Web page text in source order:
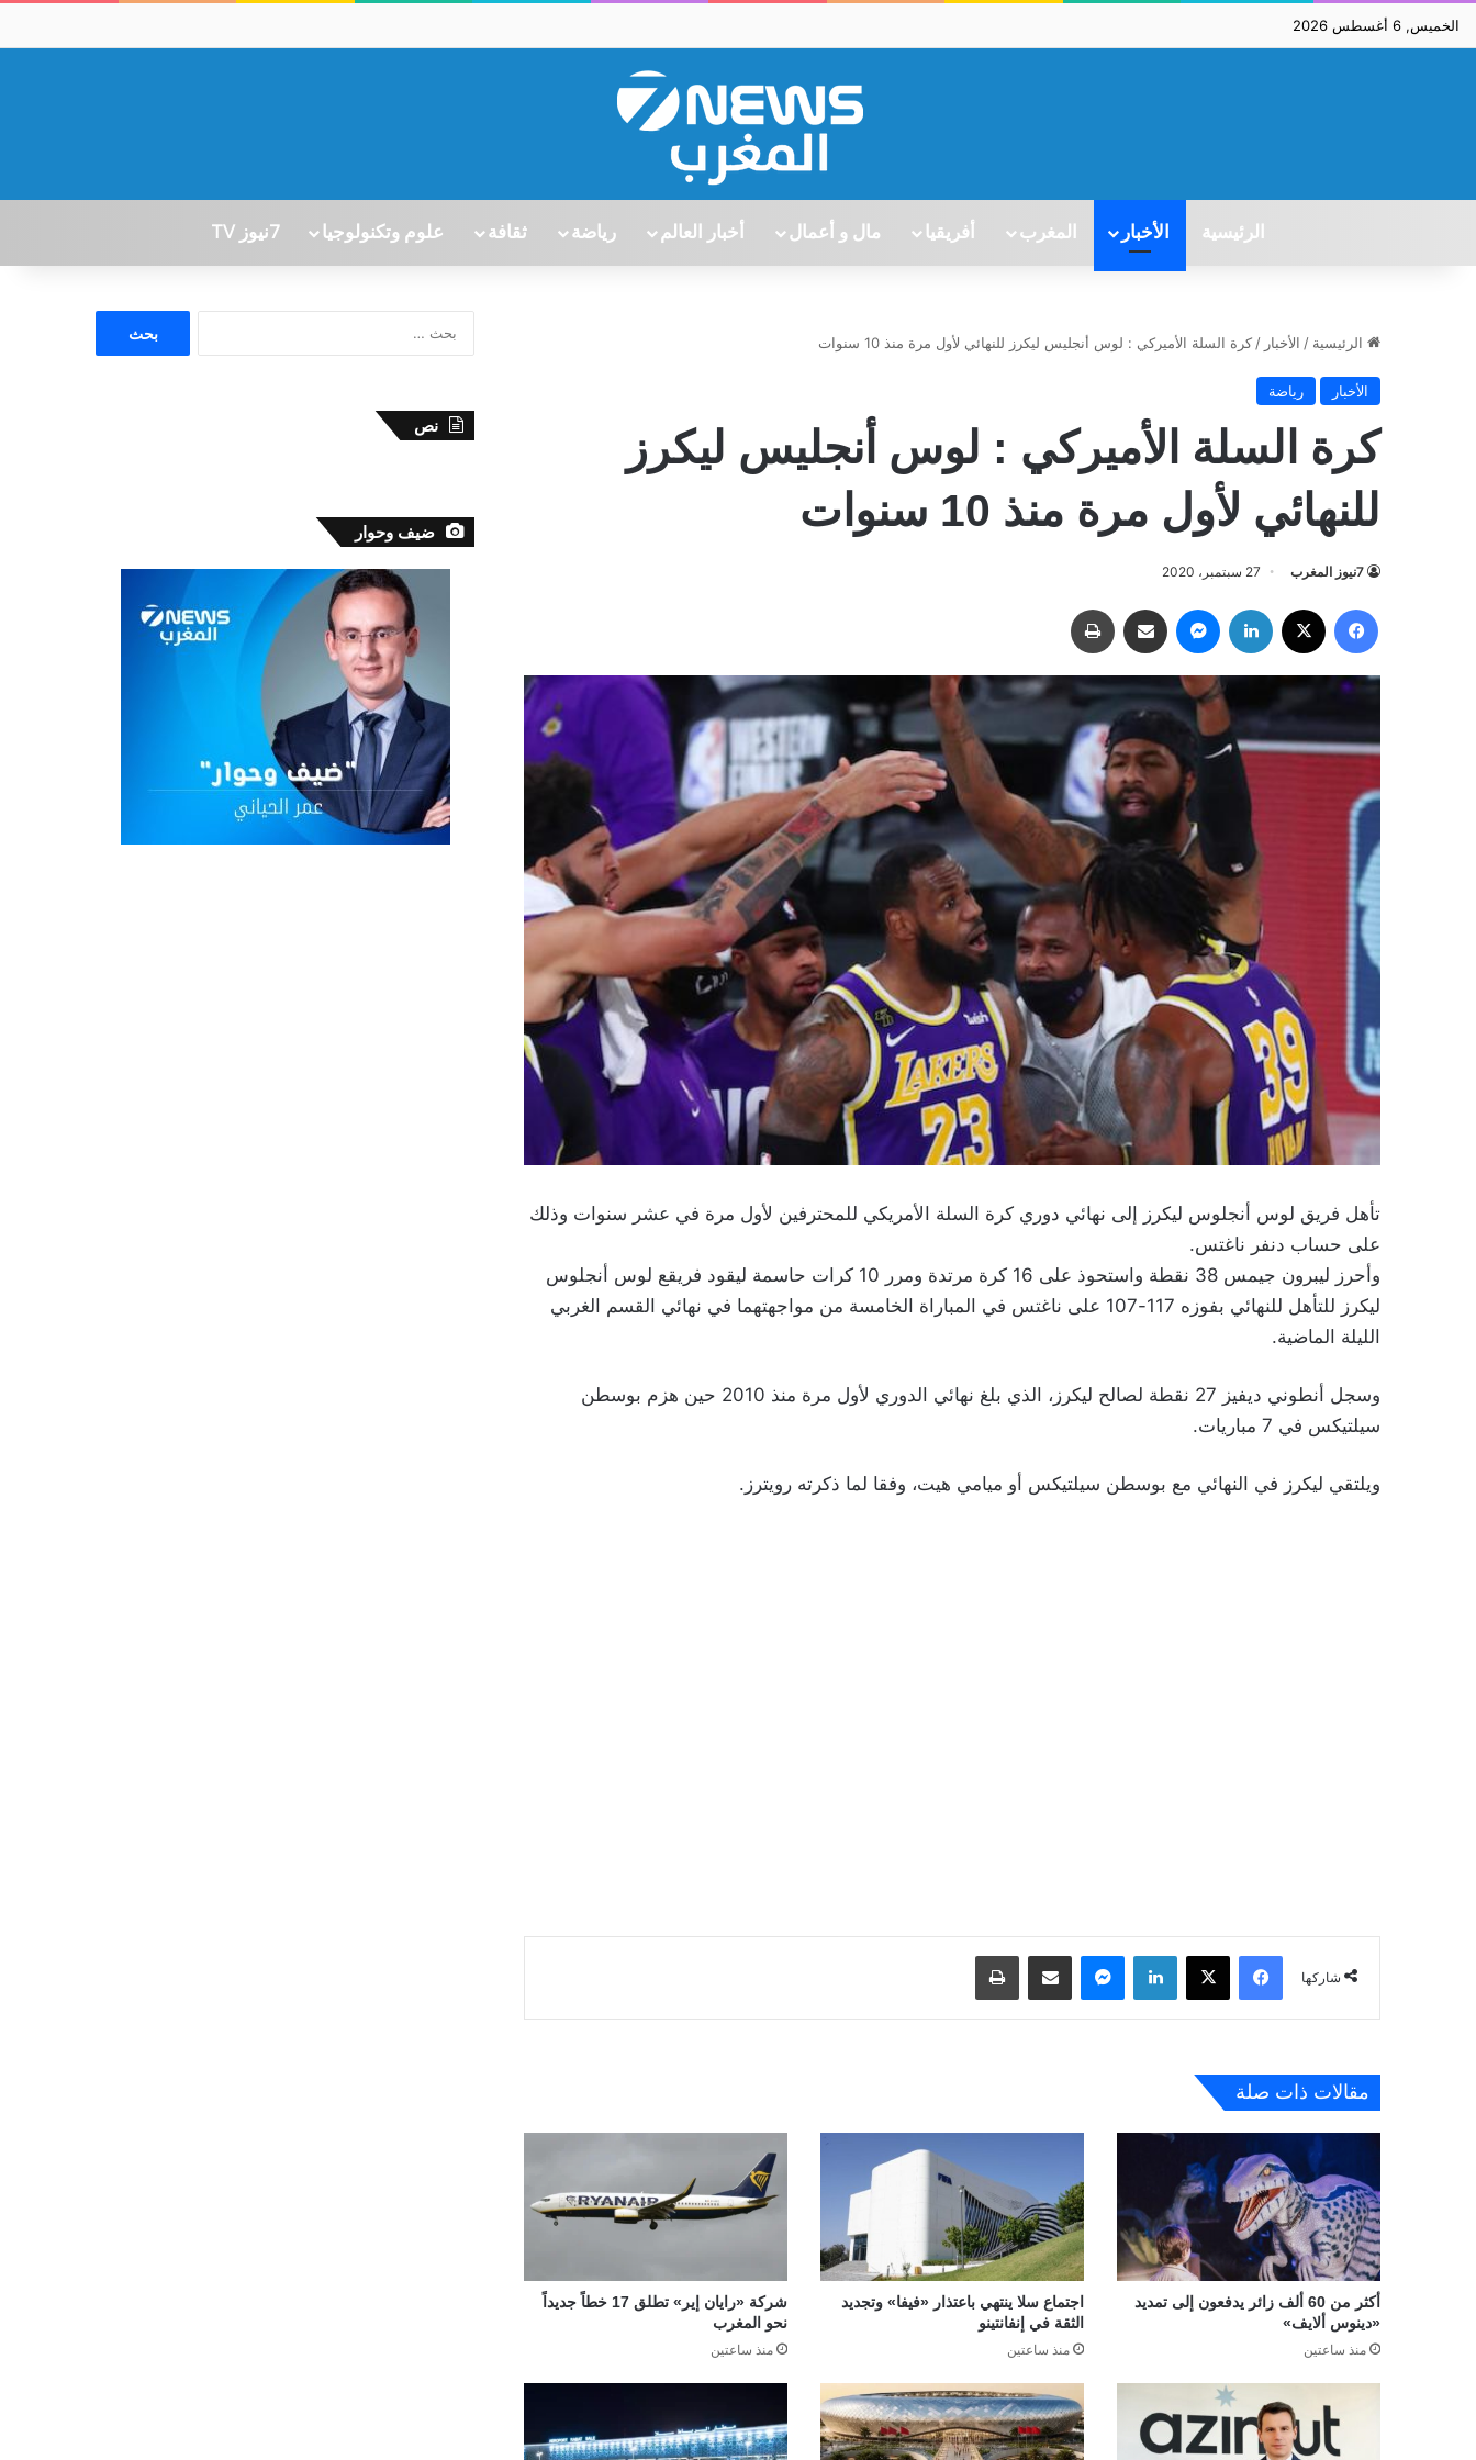
الخميس, 6 أغسطس 2026
الرئيسية الأخبار المغرب أفريقيا مال و أعمال أخبار العالم رياضة ثقافة علوم وتكنولوجيا 7نيوز TV
الرئيسية / الأخبار / كرة السلة الأميركي : لوس أنجليس ليكرز للنهائي لأول مرة منذ 10 سنوات
الأخبار رياضة
كرة السلة الأميركي : لوس أنجليس ليكرز
للنهائي لأول مرة منذ 10 سنوات
7نيوز المغرب 27 سبتمبر، 2020
تأهل فريق لوس أنجلوس ليكرز إلى نهائي دوري كرة السلة الأمريكي للمحترفين لأول مرة في عشر سنوات وذلك
على حساب دنفر ناغتس.
وأحرز ليبرون جيمس 38 نقطة واستحوذ على 16 كرة مرتدة ومرر 10 كرات حاسمة ليقود فريقع لوس أنجلوس
ليكرز للتأهل للنهائي بفوزه 117-107 على ناغتس في المباراة الخامسة من مواجهتهما في نهائي القسم الغربي
الليلة الماضية.
وسجل أنطوني ديفيز 27 نقطة لصالح ليكرز، الذي بلغ نهائي الدوري لأول مرة منذ 2010 حين هزم بوسطن
سيلتيكس في 7 مباريات.
ويلتقي ليكرز في النهائي مع بوسطن سيلتيكس أو ميامي هيت، وفقا لما ذكرته رويترز.
شاركها
فيسبوك لينكدإن
مقالات ذات صلة
أكثر من 60 ألف زائر يدفعون إلى تمديد
«دينوس ألايف»
منذ ساعتين
اجتماع سلا ينتهي باعتذار «فيفا» وتجديد
الثقة في إنفانتينو
منذ ساعتين
شركة «رايان إير» تطلق 17 خطاً جديداً
نحو المغرب
منذ ساعتين
نص
ضيف وحوار